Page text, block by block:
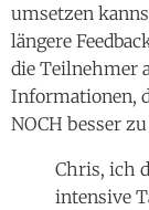
umsetzen
längere
die Teilnehmer
Informationen,
NOCH besser
Chris, ich
intensive